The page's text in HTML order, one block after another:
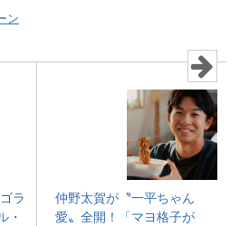
ン
ラ
・
仲野太賀が〝一平ちゃん
愛〟全開！「マヨ格子が